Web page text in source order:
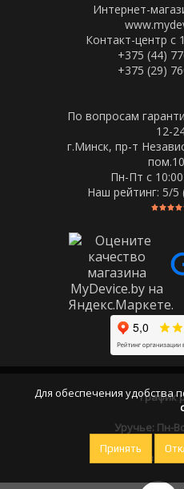
Интернет-
Контакт-центр с
+375 (44)
+375 (29)
По вопросам
12-
г.Минск, пр-т
Пн-Пт c
Наш рейтинг: 5/5
График
Уручье: Пн-
Для обеспечения удобства
Принять